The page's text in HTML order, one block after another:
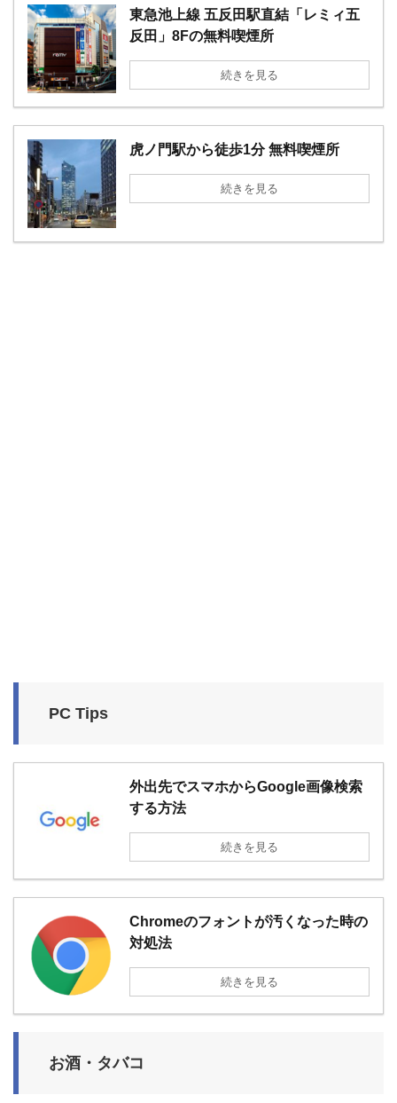
東急池上線 五反田駅直結「レミィ五
反田」8Fの無料喫煙所
続きを見る
虎ノ門駅から徒歩1分 無料喫煙所
続きを見る
PC Tips
外出先でスマホからGoogle画像検索
する方法
続きを見る
Chromeのフォントが汚くなった時の
対処法
続きを見る
お酒・タバコ